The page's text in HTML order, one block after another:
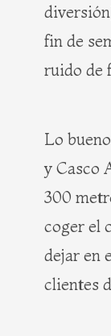
fin de
ruido de
Lo
y Casco
300
coger el
dejar en
clientes